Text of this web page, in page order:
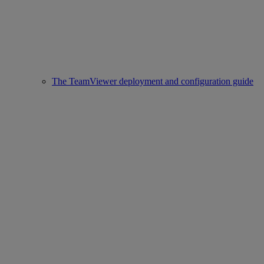
The TeamViewer deployment and configuration guide